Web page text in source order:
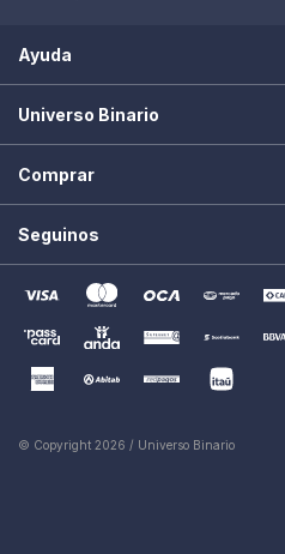
Ayuda
Universo Binario
Comprar
Seguinos
© Copyright 2026 / Universo Binario